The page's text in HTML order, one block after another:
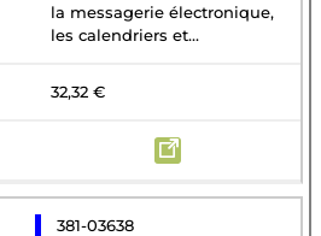
la messagerie électronique,
les calendriers et...
32,32 €
381-03638